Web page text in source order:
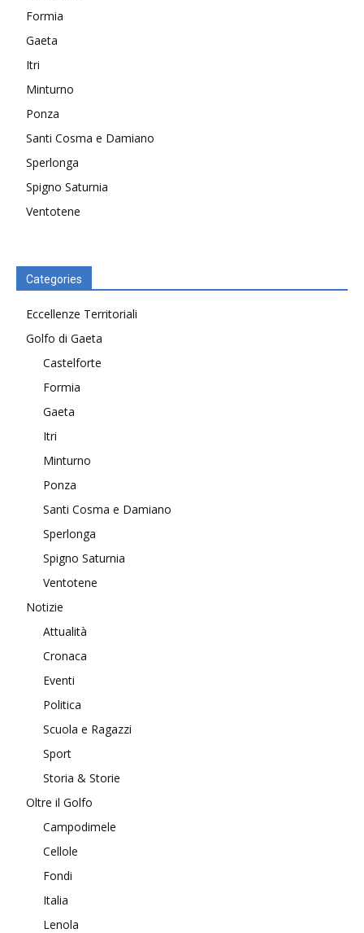
Formia
Gaeta
Itri
Minturno
Ponza
Santi Cosma e Damiano
Sperlonga
Spigno Saturnia
Ventotene
Categories
Eccellenze Territoriali
Golfo di Gaeta
Castelforte
Formia
Gaeta
Itri
Minturno
Ponza
Santi Cosma e Damiano
Sperlonga
Spigno Saturnia
Ventotene
Notizie
Attualità
Cronaca
Eventi
Politica
Scuola e Ragazzi
Sport
Storia & Storie
Oltre il Golfo
Campodimele
Cellole
Fondi
Italia
Lenola